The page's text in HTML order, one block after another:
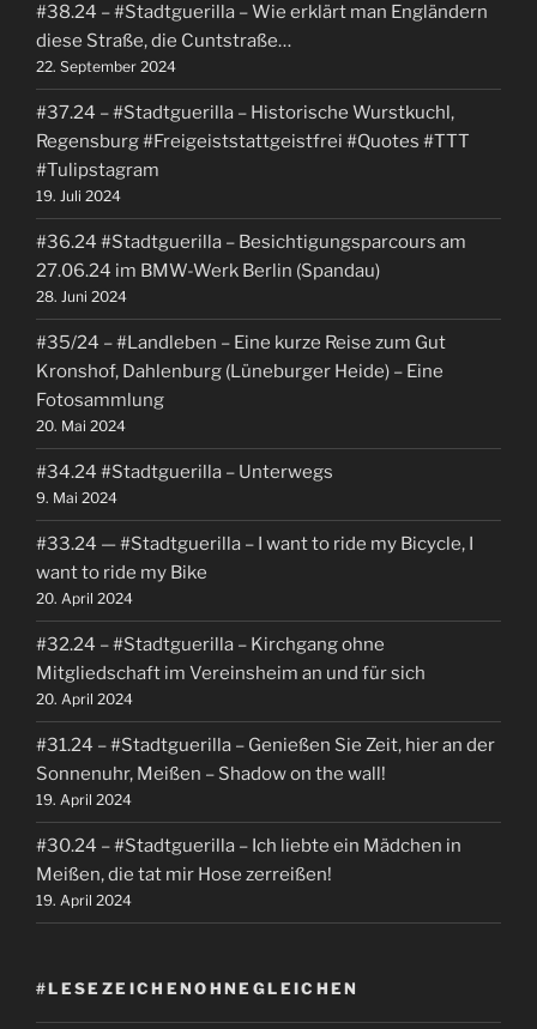
#38.24 – #Stadtguerilla – Wie erklärt man Engländern
diese Straße, die Cuntstraße…
22. September 2024
#37.24 – #Stadtguerilla – Historische Wurstkuchl,
Regensburg #Freigeiststattgeistfrei #Quotes #TTT
#Tulipstagram
19. Juli 2024
#36.24 #Stadtguerilla – Besichtigungsparcours am
27.06.24 im BMW-Werk Berlin (Spandau)
28. Juni 2024
#35/24 – #Landleben – Eine kurze Reise zum Gut
Kronshof, Dahlenburg (Lüneburger Heide) – Eine
Fotosammlung
20. Mai 2024
#34.24 #Stadtguerilla – Unterwegs
9. Mai 2024
#33.24 — #Stadtguerilla – I want to ride my Bicycle, I
want to ride my Bike
20. April 2024
#32.24 – #Stadtguerilla – Kirchgang ohne
Mitgliedschaft im Vereinsheim an und für sich
20. April 2024
#31.24 – #Stadtguerilla – Genießen Sie Zeit, hier an der
Sonnenuhr, Meißen – Shadow on the wall!
19. April 2024
#30.24 – #Stadtguerilla – Ich liebte ein Mädchen in
Meißen, die tat mir Hose zerreißen!
19. April 2024
#LESEZEICHENOHNEGLEICHEN